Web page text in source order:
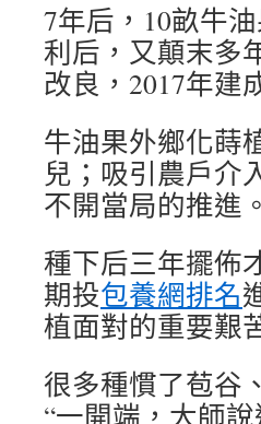
7年后，10畝牛
利后，又顛末多
改良，2017年建
牛油果外鄉化蒔
兒；吸引農戶介
不開當局的推進。
種下后三年擺佈
期投包養網排名
植面對的重要艱
很多種慣了苞谷
“一開端，大師